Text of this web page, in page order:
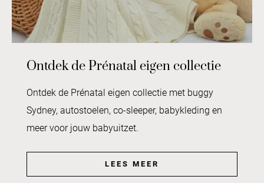
Ontdek de Prénatal eigen collectie
Ontdek de Prénatal eigen collectie met buggy
Sydney, autostoelen, co-sleeper, babykleding en
meer voor jouw babyuitzet.
LEES MEER